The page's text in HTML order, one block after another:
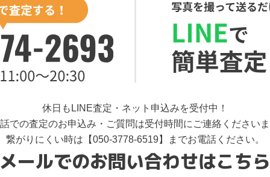
休日もLINE査定・ネット申込みを受付中！
での査定のお申込み・ご質問は受付時間にご連絡ください
繋がりにくい時は【050-3778-6519】までお電話ください。
メールでのお問い合わせはこちら